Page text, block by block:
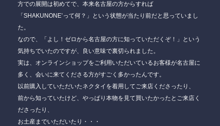
方での展開は初めてで、本来名古屋の方からすれば
「SHAKUNONE’って何？」という状態が当たり前だと思っていまし
た。
なので、「よし！ゼロから名古屋の方に知っていただくぞ！」という
気持ちでいたのですが、良い意味で裏切られました。
実は、オンラインショップをご利用いただいているお客様が名古屋に
多く、会いに来てくださる方がすごく多かったんです。
以前購入していただいたネクタイを着用してご来店くださったり、
前から知っていたけど、やっぱり本物を見て買いたかったとご来店く
ださったり、
お土産までいただいたり・・・